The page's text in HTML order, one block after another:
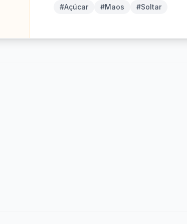
#Açúcar
#Maos #Soltar